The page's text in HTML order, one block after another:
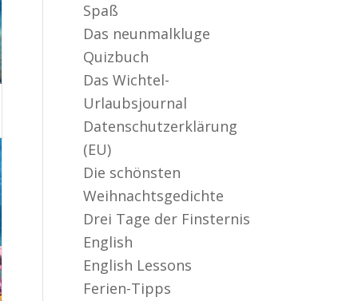
Spaß
Das neunmalkluge
Quizbuch
Das Wichtel-
Urlaubsjournal
Datenschutzerklärung
(EU)
Die schönsten
Weihnachtsgedichte
Drei Tage der Finsternis
English
English Lessons
Ferien-Tipps